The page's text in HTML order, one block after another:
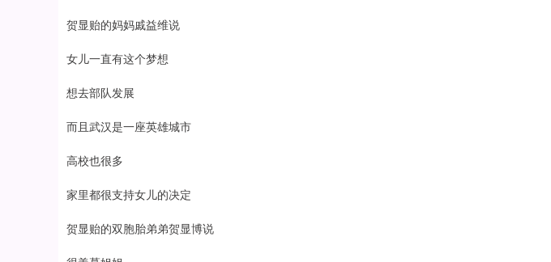
贺显贻的妈妈戚益维说
女儿一直有这个梦想
想去部队发展
而且武汉是一座英雄城市
高校也很多
家里都很支持女儿的决定
贺显贻的双胞胎弟弟贺显博说